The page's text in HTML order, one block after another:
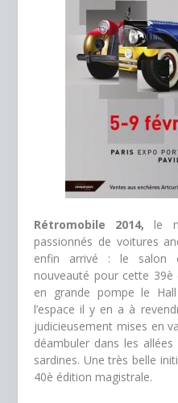
Rétromobile 2014, le
passionnés de voitures
enfin arrivé : le salon
nouveauté pour cette 39è
en grande pompe le
l’espace il y en a à
judicieusement mises en
déambuler dans les
sardines. Une très belle
40è édition magistrale.